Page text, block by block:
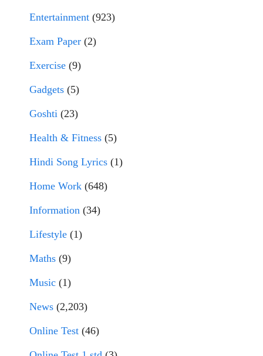
Entertainment (923)
Exam Paper (2)
Exercise (9)
Gadgets (5)
Goshti (23)
Health & Fitness (5)
Hindi Song Lyrics (1)
Home Work (648)
Information (34)
Lifestyle (1)
Maths (9)
Music (1)
News (2,203)
Online Test (46)